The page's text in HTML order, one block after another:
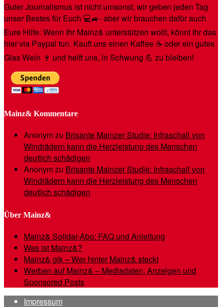
Guter Journalismus ist nicht umsonst, wir geben jeden Tag
unser Bestes für Euch 💻🚙- aber wir brauchen dafür auch
Eure Hilfe: Wenn Ihr Mainz& unterstützen wollt, könnt Ihr das
hier via Paypal tun. Kauft uns einen Kaffee ☕️ oder ein gutes
Glas Wein 🍷 und helft uns, in Schwung 💪 zu bleiben!
Mainz& Kommentare
Anonymzu Brisante Mainzer Studie: Infraschall von
Windrädern kann die Herzleistung des Menschen
deutlich schädigen
Anonymzu Brisante Mainzer Studie: Infraschall von
Windrädern kann die Herzleistung des Menschen
deutlich schädigen
Über Mainz&
Mainz& Solidar-Abo: FAQ und Anleitung
Was ist Mainz&?
Mainz& gik – Wer hinter Mainz& steckt
Werben auf Mainz& – Mediadaten, Anzeigen und
Sponsored Posts
Impressum